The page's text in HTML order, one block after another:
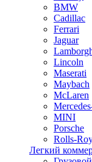
BMW
Cadillac
Ferrari
Jaguar
Lincoln
Maserati
Maybach
McLaren
MINI
Porsche
Rolls-
Легкий